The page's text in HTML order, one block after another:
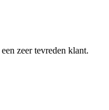
zeer tevreden klant.